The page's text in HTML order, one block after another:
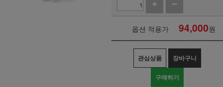
옵션 적용가 94,000원
관심상품 장바구니
구매하기